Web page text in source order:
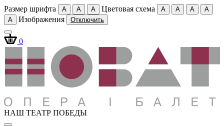
Размер шрифта A A A Цветовая схема A A A
A
A
Изображения Отключить
0
НАШ ТЕАТР ПОБЕДЫ